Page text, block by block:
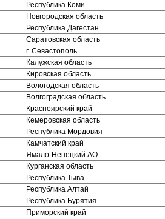
Республика Коми
Новгородская область
Республика Дагестан
Саратовская область
г. Севастополь
Калужская область
Кировская область
Вологодская область
Волгоградская область
Красноярский край
Кемеровская область
Республика Мордовия
Камчатский край
Ямало-Ненецкий АО
Курганская область
Республика Тыва
Республика Алтай
Республика Бурятия
Приморский край